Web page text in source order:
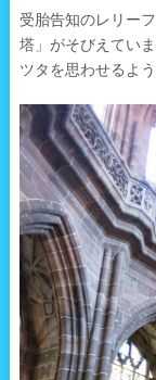
受胎告知のレリー
塔」がそびえてい
ツタを思わせるよ